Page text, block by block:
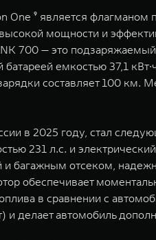
One ⁹ является
мощности и
700 — это
батареей емкостью 37,1
составляет 100
в 2025 году, стал
231 л.с. и
багажным отсеком,
обеспечивает
в сравнении с
и делает автомобиль